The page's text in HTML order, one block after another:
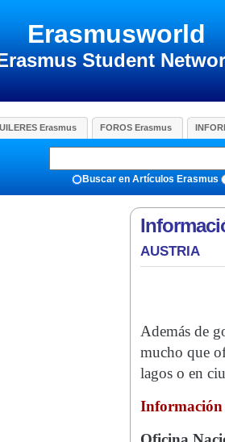
Erasmusworld
Student
Erasmus FOROS Erasmus
Buscar en Artículos Erasmus
AUSTRIA
Además de
mucho que
lagos o en
Información